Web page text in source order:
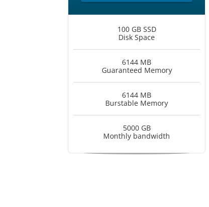
100 GB SSD
Disk Space
6144 MB
Guaranteed Memory
6144 MB
Burstable Memory
5000 GB
Monthly bandwidth